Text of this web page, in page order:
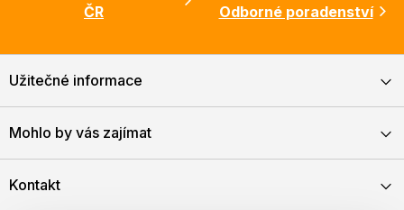
ČR
Odborné poradenství
Užitečné informace
Mohlo by vás zajímat
Kontakt